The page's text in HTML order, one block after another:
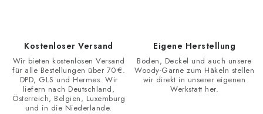
Kostenloser Versand
Wir bieten kostenlosen Versand
für alle Bestellungen über 70 €.
DPD, GLS und Hermes. Wir
liefern nach Deutschland,
Österreich, Belgien, Luxemburg
und in die Niederlande.
Eigene Herstellung
Böden, Deckel und auch unsere
Woody-Garne zum Häkeln stellen
wir direkt in unserer eigenen
Werkstatt her.